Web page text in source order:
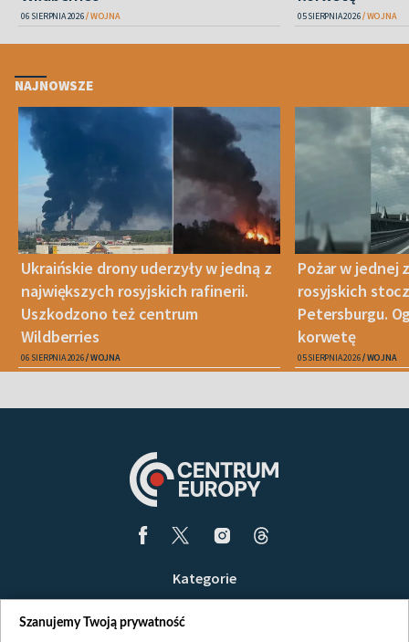
06 SIERPNIA 2026 WOJNA 05 SIERPNIA 2026 WOJNA
NAJNOWSZE
Ukraińskie drony uderzyły w jedną z
największych rosyjskich rafinerii.
Uszkodzono też centrum
Wildberries
06 SIERPNIA 2026 WOJNA
Pożar w jednej
rosyjskich
Petersburgu.
korwetę
05 SIERPNIA 2026 WOJNA
Kategorie
Szanujemy Twoją prywatność